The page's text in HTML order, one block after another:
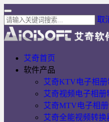
取
艾奇首页
软件产品
艾奇KTV电子相
艾奇视频电子相册
艾奇MTV电子相
艾奇全能视频转换